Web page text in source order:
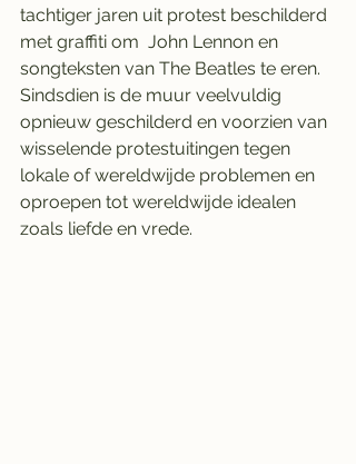
tachtiger jaren uit protest beschilderd
met graffiti om  John Lennon en
songteksten van The Beatles te eren.
Sindsdien is de muur veelvuldig
opnieuw geschilderd en voorzien van
wisselende protestuitingen tegen
lokale of wereldwijde problemen en
oproepen tot wereldwijde idealen
zoals liefde en vrede.